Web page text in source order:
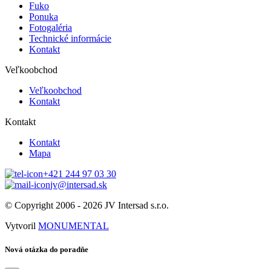
Fuko
Ponuka
Fotogaléria
Technické informácie
Kontakt
Veľkoobchod
Veľkoobchod
Kontakt
Kontakt
Kontakt
Mapa
+421 244 97 03 30
jv@intersad.sk
© Copyright 2006 - 2026 JV Intersad s.r.o.
Vytvoril MONUMENTAL
Nová otázka do poradňe